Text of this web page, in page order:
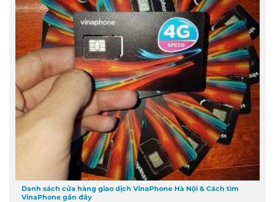
Danh sách cửa hàng giao dịch VinaPhone Hà Nội & Cách tìm
VinaPhone gần đây